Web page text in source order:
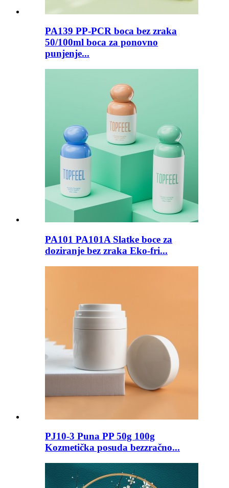
PA139 PP-PCR boca bez zraka
50/100ml boca za ponovno
punjenje...
PA101 PA101A Slatke boce za
doziranje bez zraka Eko-fri...
PJ10-3 Puna PP 50g 100g
Kozmetička posuda bezzračno...